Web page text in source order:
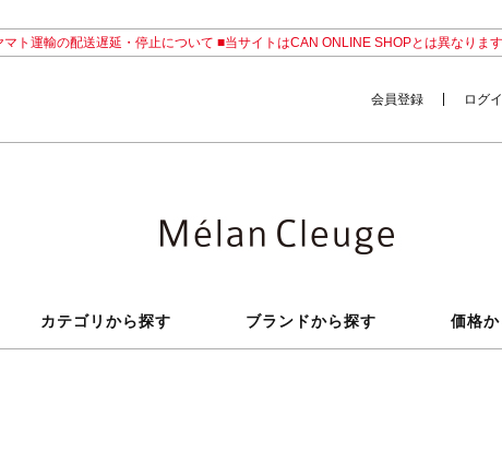
ト運輸の配送遅延・停止について ■当サイトはCAN ONLINE SHOPとは異なります
会員登録 ログ
カテゴリから探す ブランドから探す 価格